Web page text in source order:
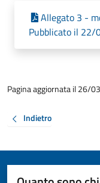
Allegato 3 -
Pubblicato il
Pagina aggiornata il 26/
Indietro